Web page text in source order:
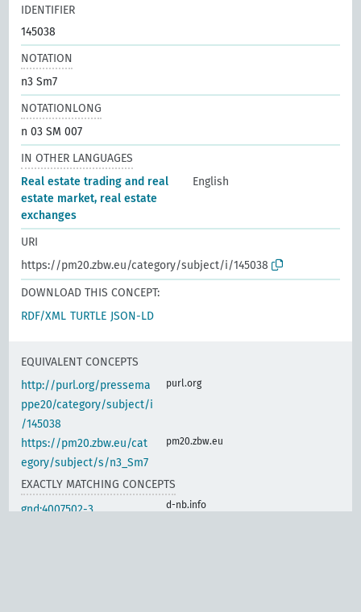
IDENTIFIER
145038
NOTATION
n3 Sm7
NOTATIONLONG
n 03 SM 007
IN OTHER LANGUAGES
Real estate trading and real
estate market, real estate
exchanges
English
URI
https://pm20.zbw.eu/category/subject/i/145038
DOWNLOAD THIS CONCEPT:
RDF/XML TURTLE JSON-LD
EQUIVALENT CONCEPTS
http://purl.org/pressema
ppe20/category/subject/i
/145038
purl.org
https://pm20.zbw.eu/cat
egory/subject/s/n3_Sm7
pm20.zbw.eu
EXACTLY MATCHING CONCEPTS
gnd:4007502-3
d-nb.info